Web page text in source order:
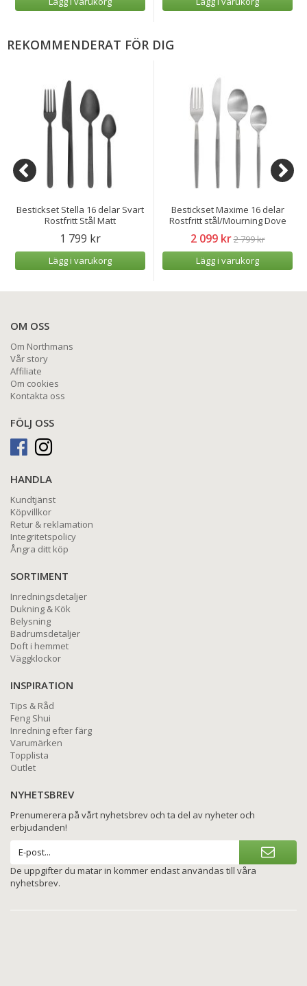
REKOMMENDERAT FÖR DIG
Bestickset Stella 16 delar Svart
Rostfritt Stål Matt
1 799 kr
Lägg i varukorg
Bestickset Maxime 16 delar
Rostfritt stål/Mourning Dove
2 099 kr2 799 kr
Lägg i varukorg
OM OSS
Om Northmans
Vår story
Affiliate
Om cookies
Kontakta oss
FÖLJ OSS
HANDLA
Kundtjänst
Köpvillkor
Retur & reklamation
Integritetspolicy
Ångra ditt köp
SORTIMENT
Inredningsdetaljer
Dukning & Kök
Belysning
Badrumsdetaljer
Doft i hemmet
Väggklockor
INSPIRATION
Tips & Råd
Feng Shui
Inredning efter färg
Varumärken
Topplista
Outlet
NYHETSBREV
Prenumerera på vårt nyhetsbrev och ta del av nyheter och
erbjudanden!
De uppgifter du matar in kommer endast användas till våra
nyhetsbrev.